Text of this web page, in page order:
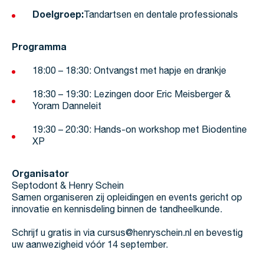
Doelgroep: Tandartsen en dentale professionals
Programma
18:00 – 18:30: Ontvangst met hapje en drankje
18:30 – 19:30: Lezingen door Eric Meisberger &
Yoram Danneleit
19:30 – 20:30: Hands-on workshop met Biodentine
XP
Organisator
Septodont & Henry Schein
Samen organiseren zij opleidingen en events gericht op
innovatie en kennisdeling binnen de tandheelkunde.
Schrijf u gratis in via cursus@henryschein.nl en bevestig
uw aanwezigheid vóór 14 september.